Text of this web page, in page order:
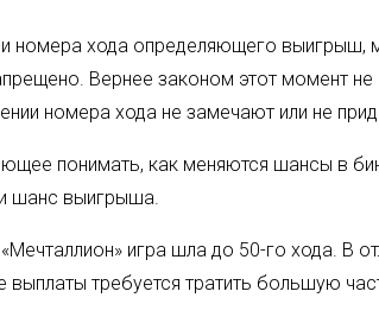
номера хода определяющего
Вернее законом этот момент
номера хода не замечают или не
понимать, как меняются шансы в
шанс выигрыша.
игра шла до 50-го хода. В
требуется тратить большую